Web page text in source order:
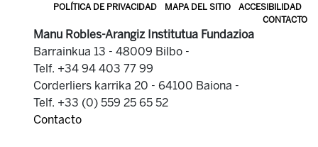
POLÍTICA DE PRIVACIDAD
MAPA DEL SITIO
ACCESIBILIDAD
CONTACTO
Manu Robles-Arangiz Institutua Fundazioa
Barrainkua 13 - 48009 Bilbo -
Telf. +34 94 403 77 99
Corderliers karrika 20 - 64100 Baiona -
Telf. +33 (0) 559 25 65 52
Contacto